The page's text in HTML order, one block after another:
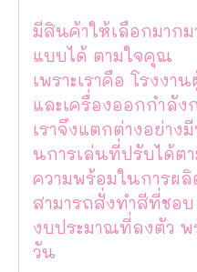
มีสินค้าให้เลือกมาก
แบบได้ ตามใจคุณ
เพราะเราคือ โรงงา
และเครื่องออกกำลัง
เราจึงแตกต่างอย่า
นการเล่นที่ปรับได้ต
ความพร้อมในการผ
สามารถสั่งทำสีที่ชอ
งบประมาณที่ลงตัว พ
วัน